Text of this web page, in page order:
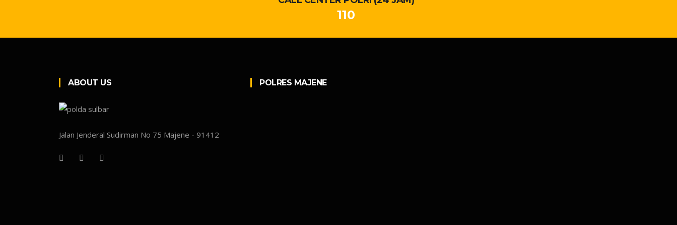
110
ABOUT US
Jalan Jenderal Sudirman No 75 Majene - 91412
POLRES MAJENE